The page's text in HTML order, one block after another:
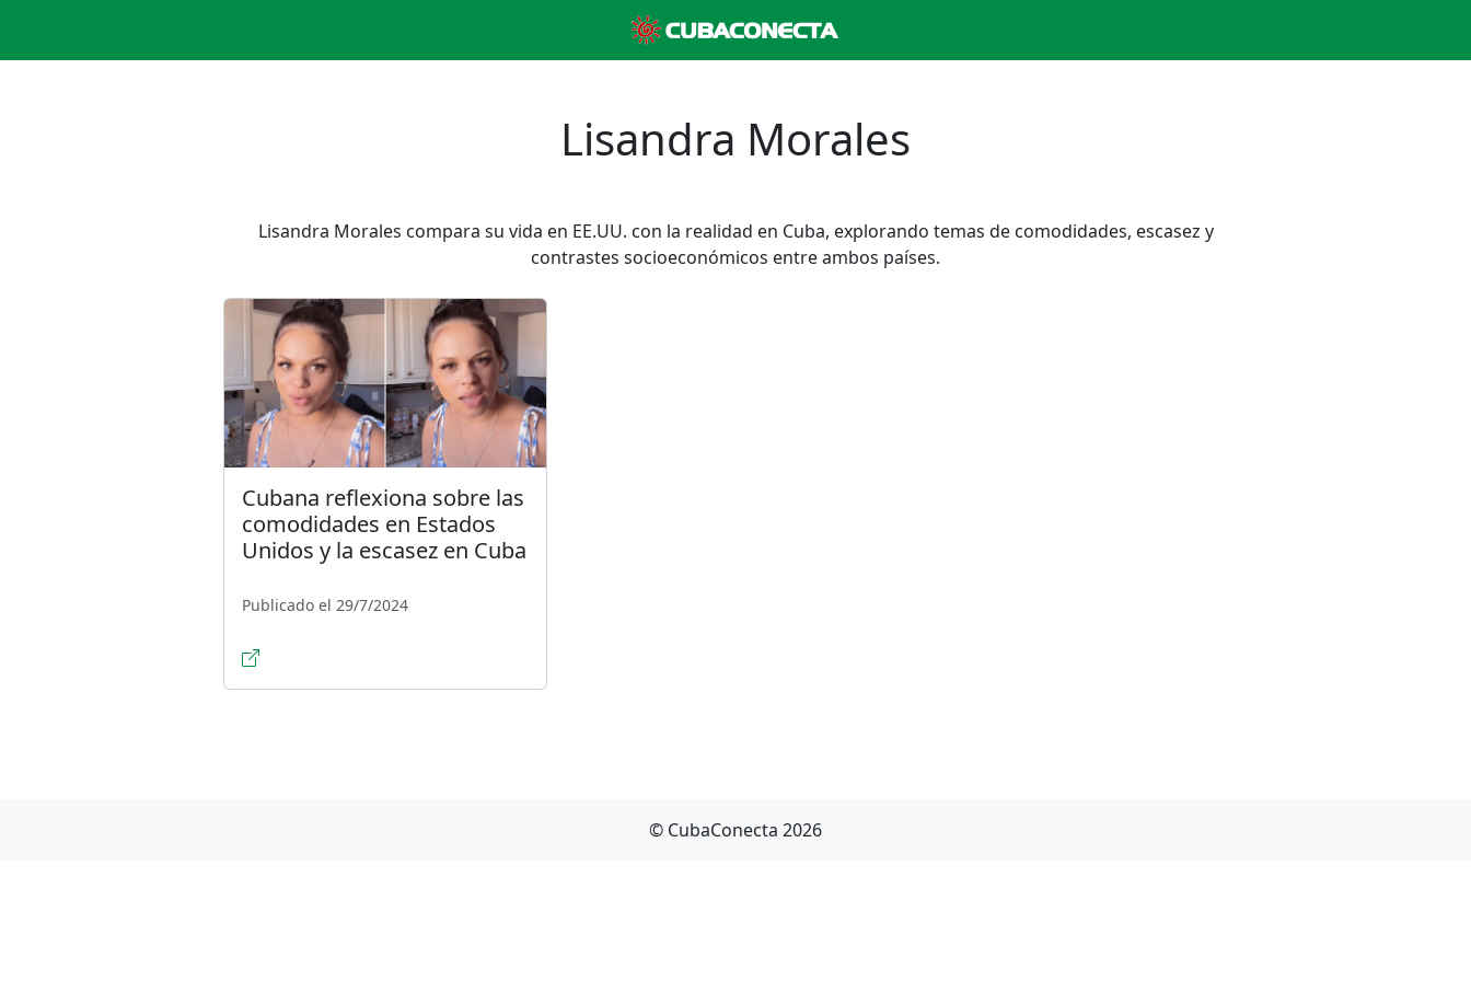
Lisandra Morales
Lisandra Morales compara su vida en EE.UU. con la realidad en Cuba, explorando temas de comodidades, escasez y
contrastes socioeconómicos entre ambos países.
Cubana reflexiona sobre las
comodidades en Estados
Unidos y la escasez en Cuba
Publicado el 29/7/2024
© CubaConecta 2026